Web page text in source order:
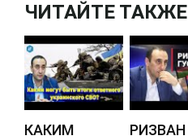
ЧИТАЙТЕ ТАКЖЕ
КАКИМ
РИЗВАН